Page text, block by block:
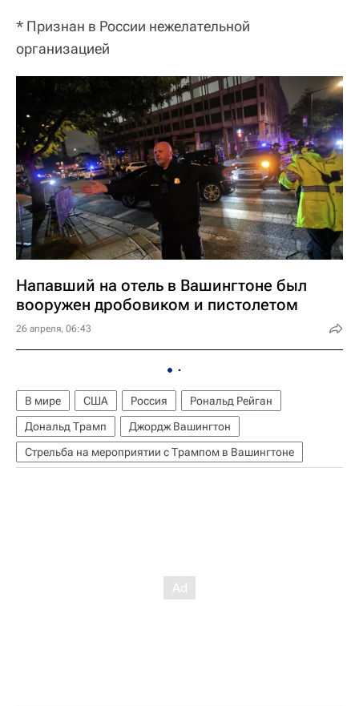
* Признан в России нежелательной
организацией
Напавший на отель в Вашингтоне был
вооружен дробовиком и пистолетом
26 апреля, 06:43
В мире США Россия
Рональд Рейган
Дональд Трамп
Джордж Вашингтон
Стрельба на мероприятии с Трампом в Вашингтоне